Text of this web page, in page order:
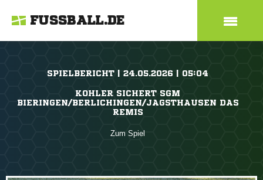
FUSSBALL.DE
SPIELBERICHT | 24.05.2026 | 05:04
KOHLER SICHERT SGM
BIERINGEN/BERLICHINGEN/JAGSTHAUSEN DAS
REMIS
Zum Spiel